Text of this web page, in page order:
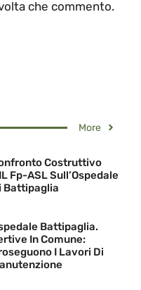
che commento.
More
Costruttivo
Fp-ASL Sull’Ospedale
Battipaglia
Battipaglia.
In Comune:
I Lavori Di